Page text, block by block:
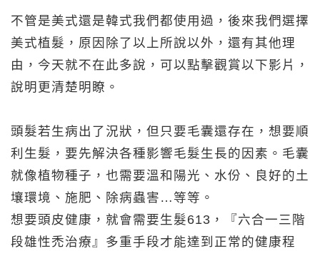
不管是美式還是韓式我們都使用過，後來我們選擇
美式植髮，原因除了以上所說以外，還有其他理
由，今天就不在此多說，可以點擊觀賞以下影片，
說明更清楚明瞭。
頭髮若生病出了況狀，但只要毛囊還存在，想要順
利生髮，要先解決各種影響毛髮生長的因素。毛囊
就像植物種子，也需要溫和陽光、水份、良好的土
壤環境、施肥、除病蟲害…等等。
想要頭皮健康，就會需要生髮613，『六合一三階
段雄性禿治療』多重手段才能達到正常的健康程